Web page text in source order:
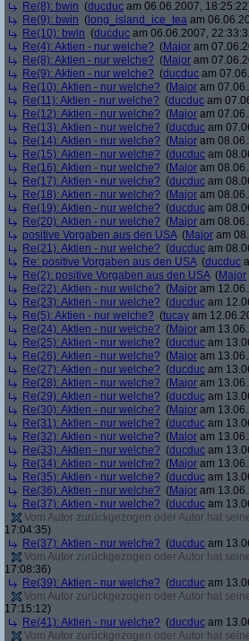
Re(8): bwin (ducduc am 06.06.2007,
Re(9): bwin ( long_island_ice_tea am
Re(10): bwin (ducduc am 06.06.2007,
Re(4): Aktien - nur welche? (Major am
Re(8): Aktien - nur welche? (Major am
Re(9): Aktien - nur welche? (ducduc am
Re(10): Aktien - nur welche? (Major am
Re(11): Aktien - nur welche? (ducduc am
Re(12): Aktien - nur welche? (Major am
Re(13): Aktien - nur welche? (ducduc am
Re(14): Aktien - nur welche? (Major am
Re(15): Aktien - nur welche? (ducduc am
Re(16): Aktien - nur welche? (Major am
Re(17): Aktien - nur welche? (ducduc am
Re(18): Aktien - nur welche? (Major am
Re(19): Aktien - nur welche? (ducduc am
Re(20): Aktien - nur welche? (Major am
positive Vorgaben aus den USA(Major am
Re(21): Aktien - nur welche? (ducduc am
Re: positive Vorgaben aus den USA(ducduc
Re(2): positive Vorgaben aus den USA(Major
Re(22): Aktien - nur welche? (Major am
Re(23): Aktien - nur welche? (ducduc am
Re(5): Aktien - nur welche? (tucay am
Re(24): Aktien - nur welche? (Major am
Re(25): Aktien - nur welche? (ducduc am
Re(26): Aktien - nur welche? (Major am
Re(27): Aktien - nur welche? (ducduc am
Re(28): Aktien - nur welche? (Major am
Re(29): Aktien - nur welche? (ducduc am
Re(30): Aktien - nur welche? (Major am
Re(31): Aktien - nur welche? (ducduc am
Re(32): Aktien - nur welche? (Major am
Re(33): Aktien - nur welche? (ducduc am
Re(34): Aktien - nur welche? (Major am
Re(35): Aktien - nur welche? (ducduc am
Re(36): Aktien - nur welche? (Major am
Re(37): Aktien - nur welche? (ducduc am
Vom Autor zurückgezogen oder Autor hat
17:04:35)
Re(37): Aktien - nur welche? (ducduc am
Vom Autor zurückgezogen oder Autor hat
17:08:36)
Re(39): Aktien - nur welche? (ducduc am
Vom Autor zurückgezogen oder Autor hat
17:15:12)
Re(41): Aktien - nur welche? (ducduc am
Vom Autor zurückgezogen oder Autor hat